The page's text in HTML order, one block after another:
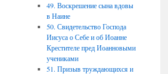
49. Воскрешение сына вдовы
в Наине
50. Свидетельство Господа
Иисуса о Себе и об Иоанне
Крестителе пред Иоанновыми
учениками
51. Призыв труждающихся и